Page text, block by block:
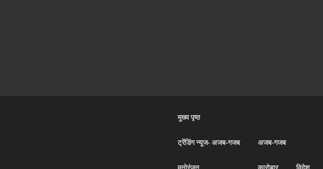
मुख्य पृष्ठ
ट्रेंडिंग न्यूज- अजब-गजब अजब-गजब